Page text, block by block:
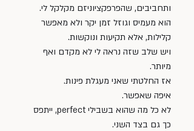
ותחביבים, שהפרפקציוניזם מקלקל לי.
הוא מעמיס וגוזל זמן יקר ולא מאפשר
קלילות, אלא תקיעות ונוקשות.
ויש שלב שזה נראה לי לא מקדם ואף
מיותר.
אז החלטתי שאני מעגלת פינות.
איפה שאפשר.
לא כל מה שהוא בשבילי perfect, ייתפס
כך גם בצד השני.